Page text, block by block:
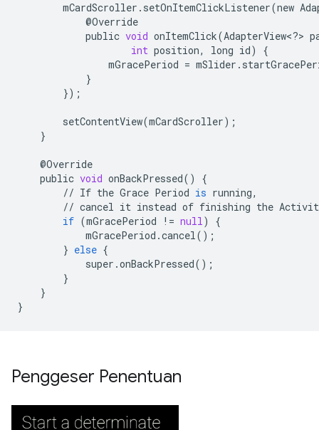
mCardScroller . setOnItemClickListener(new
@Override
public void onItemClick(AdapterView<?>
int position, long id)
{
mGracePeriod = mSlider .
}
});
setContentView(mCardScroller);
}
@Override
public void onBackPressed()
{
// If the Grace Period is running,
// cancel it instead of finishing the
if (mGracePeriod != null)
{
mGracePeriod .cancel();
} else {
super .onBackPressed();
}
}
}
Penggeser Penentuan